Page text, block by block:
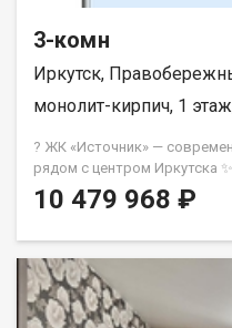
просмотр!
3-комн
Иркутск,
монолит-кирпич, 1
? ЖК «Источник» —
рядом с центром Иркутска
Ключи можно получить в
ремонту. ?‍?‍?‍? Доступна
стильная подсветка
благоустройство создают
всей семьи. ? Территория
10 479 968 ₽